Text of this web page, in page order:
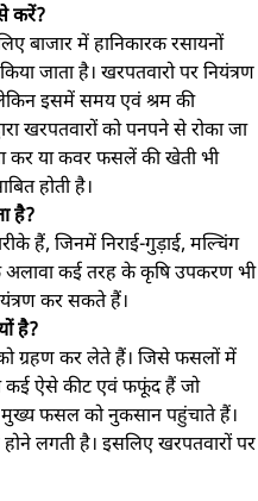
करें?
बाजार में हानिकारक रसायनों
जाता है। खरपतवारो पर नियंत्रण
इसमें समय एवं श्रम की
खरपतवारों को पनपने से रोका जा
कर या कवर फसलें की खेती भी
होती है।
है?
हैं, जिनमें निराई-गुड़ाई, मल्चिंग
अलावा कई तरह के कृषि उपकरण भी
कर सकते हैं।
है?
ग्रहण कर लेते हैं। जिसे फसलों में
कई ऐसे कीट एवं फफूंद हैं जो
फसल को नुकसान पहुंचाते हैं।
लगती है। इसलिए खरपतवारों पर